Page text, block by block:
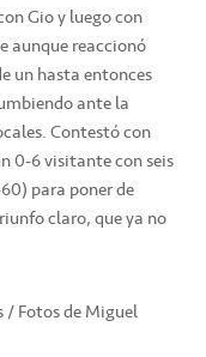
Gio y luego con
aunque reaccionó
un hasta entonces
ante la
Contestó con
0-6 visitante con seis
para poner de
claro, que ya no
Fotos de Miguel